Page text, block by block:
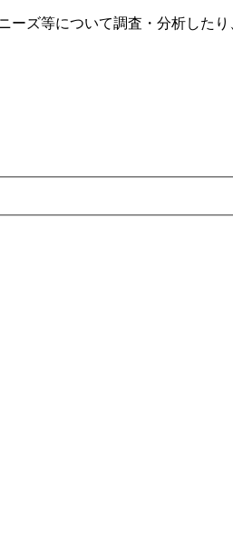
ーズ等について調査・分析した